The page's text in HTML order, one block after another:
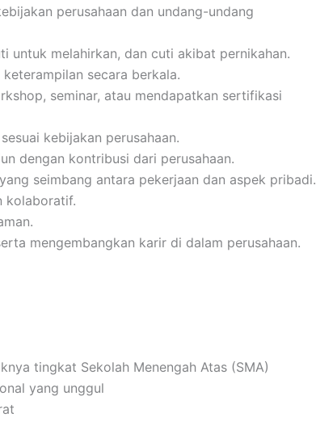
perusahaan dan undang-undang
untuk melahirkan, dan cuti akibat pernikahan.
secara berkala.
seminar, atau mendapatkan sertifikasi
kebijakan perusahaan.
dengan kontribusi dari perusahaan.
seimbang antara pekerjaan dan aspek pribadi.
kolaboratif.
mengembangkan karir di dalam perusahaan.
tingkat Sekolah Menengah Atas (SMA)
yang unggul